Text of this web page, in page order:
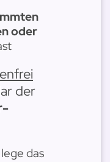
oder
der
das